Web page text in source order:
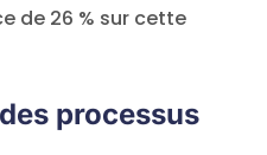
de 26 % sur cette
processus